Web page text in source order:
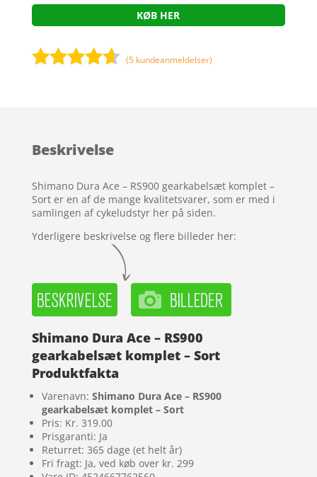
KØB HER
på
mmelser
(5 kundeanmeldelser)
Beskrivelse
Shimano Dura Ace – RS900 gearkabelsæt komplet –
Sort er en af de mange kvalitetsvarer, som er med i
samlingen af cykeludstyr her på siden.
Yderligere beskrivelse og flere billeder her:
Shimano Dura Ace – RS900
gearkabelsæt komplet – Sort
Produktfakta
Varenavn: Shimano Dura Ace – RS900
gearkabelsæt komplet – Sort
Pris: Kr. 319.00
Prisgaranti: Ja
Returret: 365 dage (et helt år)
Fri fragt: Ja, ved køb over kr. 299